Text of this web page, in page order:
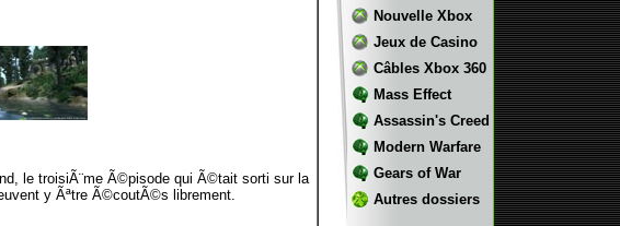
le troisiÃ¨me Ã©pisode qui Ã©tait sorti sur la
y Ãªtre Ã©coutÃ©s librement.
Nouvelle Xbox
Jeux de Casino
Câbles Xbox 360
Mass Effect
Assassin's Creed
Modern Warfare
Gears of War
Autres dossiers